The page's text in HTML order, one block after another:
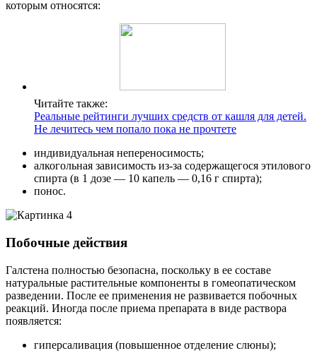
которым относятся:
Читайте также:
Реальные рейтинги лучших средств от кашля для детей.
Не лечитесь чем попало пока не прочтете
индивидуальная непереносимость;
алкогольная зависимость из-за содержащегося этилового
спирта (в 1 дозе — 10 капель — 0,16 г спирта);
понос.
Побочные действия
Галстена полностью безопасна, поскольку в ее составе
натуральные растительные компоненты в гомеопатическом
разведении. После ее применения не развивается побочных
реакций. Иногда после приема препарата в виде раствора
появляется:
гиперсаливация (повышенное отделение слюны);